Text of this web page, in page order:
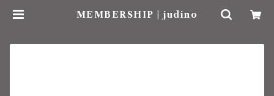
MEMBERSHIP | judino